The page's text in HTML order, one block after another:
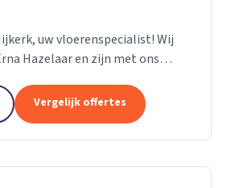
uw vloerenspecialist! Wij
Hazelaar en zijn met ons
deze organisatie staat voor
Vergelijk offertes